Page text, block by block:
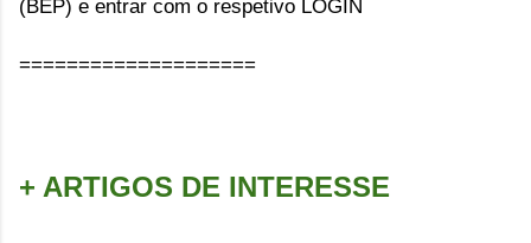
(BEP) e entrar com o respetivo LOGIN
====================
+ ARTIGOS DE INTERESSE